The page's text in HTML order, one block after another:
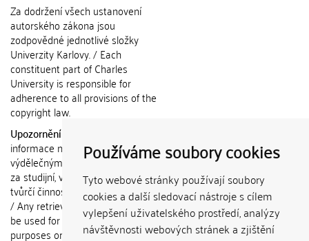
Používáme soubory cookies
Tyto webové stránky používají soubory
cookies a další sledovací nástroje s cílem
vylepšení uživatelského prostředí, analýzy
návštěvnosti webových stránek a zjištění
Za dodržení všech ustanovení
autorského zákona jsou
zodpovědné jednotlivé složky
Univerzity Karlovy. / Each
constituent part of Charles
University is responsible for
adherence to all provisions of the
copyright law.
Upozornění / Notice:
informace nemohou být použity k
výdělečným účelům nebo vydávány
za studijní, vědeckou nebo jinou
tvůrčí činnost jiné osoby než autora.
/ Any retrieved information shall not
be used for any commercial
purposes or claimed as results of